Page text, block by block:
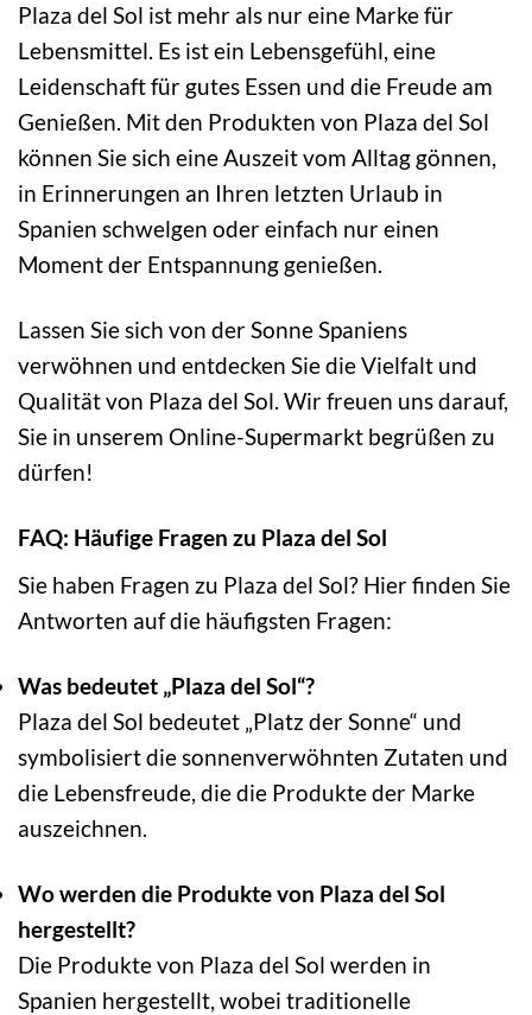
Plaza del Sol ist mehr als nur eine Marke für
Lebensmittel. Es ist ein Lebensgefühl, eine
Leidenschaft für gutes Essen und die Freude am
Genießen. Mit den Produkten von Plaza del Sol
können Sie sich eine Auszeit vom Alltag gönnen,
in Erinnerungen an Ihren letzten Urlaub in
Spanien schwelgen oder einfach nur einen
Moment der Entspannung genießen.
Lassen Sie sich von der Sonne Spaniens
verwöhnen und entdecken Sie die Vielfalt und
Qualität von Plaza del Sol. Wir freuen uns darauf,
Sie in unserem Online-Supermarkt begrüßen zu
dürfen!
FAQ: Häufige Fragen zu Plaza del Sol
Sie haben Fragen zu Plaza del Sol? Hier finden Sie
Antworten auf die häufigsten Fragen:
Was bedeutet „Plaza del Sol“?
Plaza del Sol bedeutet „Platz der Sonne“ und
symbolisiert die sonnenverwöhnten Zutaten und
die Lebensfreude, die die Produkte der Marke
auszeichnen.
Wo werden die Produkte von Plaza del Sol
hergestellt?
Die Produkte von Plaza del Sol werden in
Spanien hergestellt, wobei traditionelle